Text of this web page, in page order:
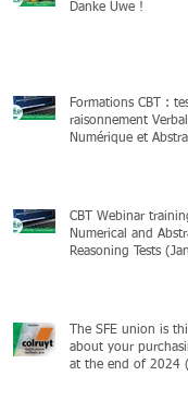
Danke Uwe !
Formations CBT :
raisonnement
Numérique et
CBT Webinar
Numerical and
Reasoning Tests
The SFE union is
about your
at the end of 2024